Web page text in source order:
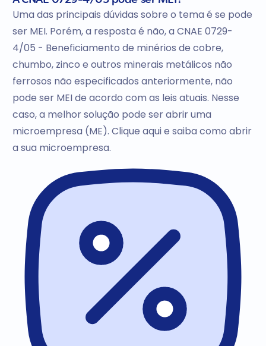
Uma das principais dúvidas sobre o tema é se pode
ser MEI. Porém, a resposta é não, a CNAE 0729-
4/05 - Beneficiamento de minérios de cobre,
chumbo, zinco e outros minerais metálicos não
ferrosos não especificados anteriormente, não
pode ser MEI de acordo com as leis atuais. Nesse
caso, a melhor solução pode ser abrir uma
microempresa (ME). Clique aqui e saiba como abrir
a sua microempresa.